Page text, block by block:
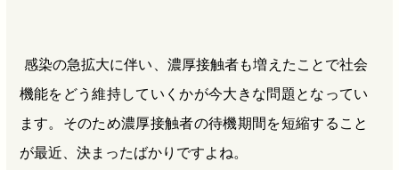
感染の急拡大に伴い、濃厚接触者も増えたことで社会
機能をどう維持していくかが今大きな問題となってい
ます。そのため濃厚接触者の待機期間を短縮すること
が最近、決まったばかりですよね。